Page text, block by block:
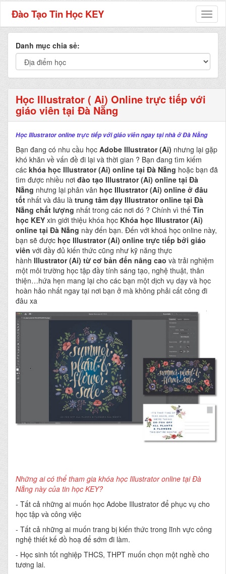
Đào Tạo Tin Học KEY
Danh mục chia sẻ:
Học Illustrator ( Ai) Online trực tiếp với
giáo viên tại Đà Nẵng
Học Illustrator online trực tiếp với giáo viên ngay tại nhà ở Đà Nẵng
Bạn đang có nhu cầu học Adobe Illustrator (Ai) nhưng lại gặp
khó khăn về vấn đề đi lại và thời gian ? Bạn đang tìm kiếm
các khóa học Illustrator (Ai) online tại Đà Nẵng hoặc bạn đã
tìm được nhiều nơi đào tạo Illustrator (Ai) online tại Đà
Nẵng nhưng lại phân vân học Illustrator (Ai) online ở đâu
tốt nhất và đâu là trung tâm dạy Illustrator online tại Đà
Nẵng chất lượng nhất trong các nơi đó ? Chính vì thế Tin
học KEY xin giới thiệu khóa học Khóa học Illustrator (Ai)
online tại Đà Nẵng này đến bạn. Đến với khoá học online này,
bạn sẽ được học Illustrator (Ai) online trực tiếp bởi giáo
viên với đầy đủ kiến thức cũng như kỹ năng thực
hành Illustrator (Ai) từ cơ bản đến nâng cao và trải nghiệm
một môi trường học tập đầy tính sáng tạo, nghệ thuật, thân
thiện…hứa hẹn mang lại cho các bạn một dịch vụ dạy và học
hoàn hảo nhất ngay tại nơi bạn ở mà không phải cất công đi
đâu xa
Những ai có thể tham gia khóa học Illustrator online tại Đà
Nẵng này của tin học KEY?
- Tất cả những ai muốn học Adobe Illustrator để phục vụ cho
học tập và công việc
- Tất cả những ai muốn trang bị kiến thức trong lĩnh vực công
nghệ thiết kế đồ hoạ để sớm đi làm.
- Học sinh tốt nghiệp THCS, THPT muốn chọn một nghề cho
tương lai.